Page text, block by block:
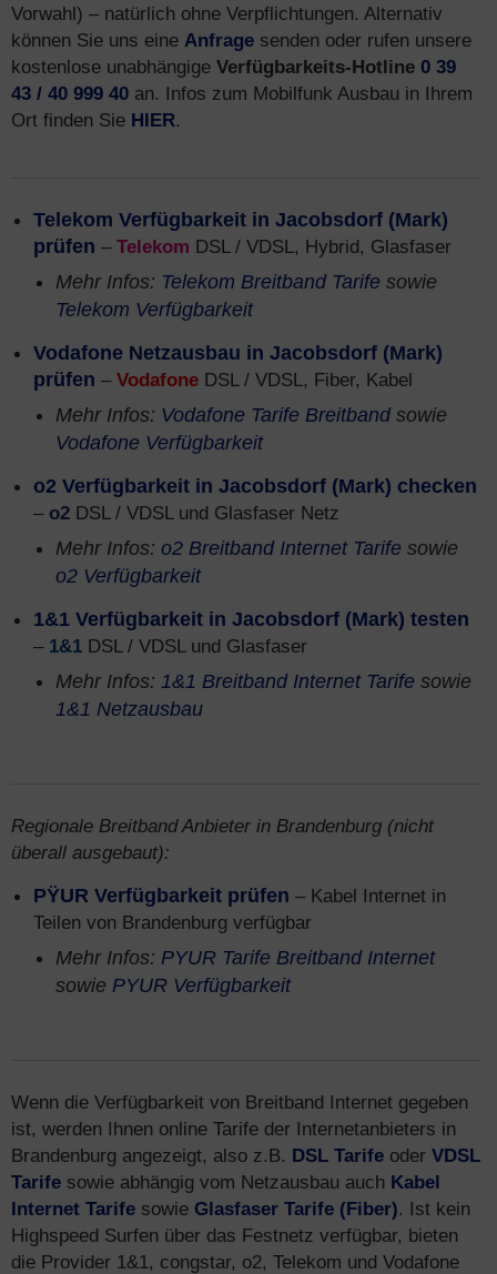
Vorwahl) – natürlich ohne Verpflichtungen. Alternativ
können Sie uns eine Anfrage senden oder rufen unsere
kostenlose unabhängige Verfügbarkeits-Hotline 0 39
43 / 40 999 40 an. Infos zum Mobilfunk Ausbau in Ihrem
Ort finden Sie HIER.
Telekom Verfügbarkeit in Jacobsdorf (Mark)
prüfen – Telekom DSL / VDSL, Hybrid, Glasfaser
Mehr Infos: Telekom Breitband Tarife sowie
Telekom Verfügbarkeit
Vodafone Netzausbau in Jacobsdorf (Mark)
prüfen – Vodafone DSL / VDSL, Fiber, Kabel
Mehr Infos: Vodafone Tarife Breitbandsowie
Vodafone Verfügbarkeit
o2 Verfügbarkeit in Jacobsdorf (Mark) checken
– o2 DSL / VDSL und Glasfaser Netz
Mehr Infos: o2 Breitband Internet Tarife sowie
o2 Verfügbarkeit
1&1 Verfügbarkeit in Jacobsdorf (Mark) testen
– 1&1 DSL / VDSL und Glasfaser
Mehr Infos: 1&1 Breitband Internet Tarife sowie
1&1 Netzausbau
Regionale Breitband Anbieter in Brandenburg (nicht
überall ausgebaut):
PŸUR Verfügbarkeit prüfen – Kabel Internet in
Teilen von Brandenburg verfügbar
Mehr Infos: PYUR Tarife Breitband Internet
sowie PYUR Verfügbarkeit
Wenn die Verfügbarkeit von Breitband Internet gegeben
ist, werden Ihnen online Tarife der Internetanbieters in
Brandenburg angezeigt, also z.B. DSL Tarife oder VDSL
Tarife sowie abhängig vom Netzausbau auch Kabel
Internet Tarife sowie Glasfaser Tarife (Fiber). Ist kein
Highspeed Surfen über das Festnetz verfügbar, bieten
die Provider 1&1, congstar, o2, Telekom und Vodafone